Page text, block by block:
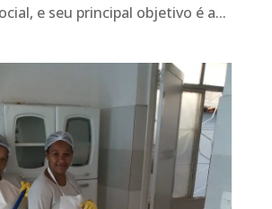
e seu principal objetivo é a...